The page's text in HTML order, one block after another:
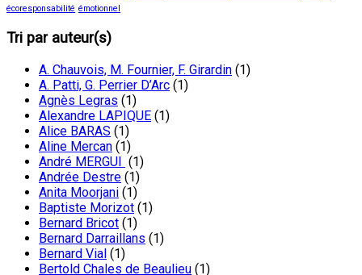
écoresponsabilité émotionnel
Tri par auteur(s)
A. Chauvois, M. Fournier, F. Girardin (1)
A. Patti, G. Perrier D’Arc (1)
Agnès Legras (1)
Alexandre LAPIQUE (1)
Alice BARAS (1)
Aline Mercan (1)
André MERGUI (1)
Andrée Destre (1)
Anita Moorjani (1)
Baptiste Morizot (1)
Bernard Bricot (1)
Bernard Darraillans (1)
Bernard Vial (1)
Bertold Chales de Beaulieu (1)